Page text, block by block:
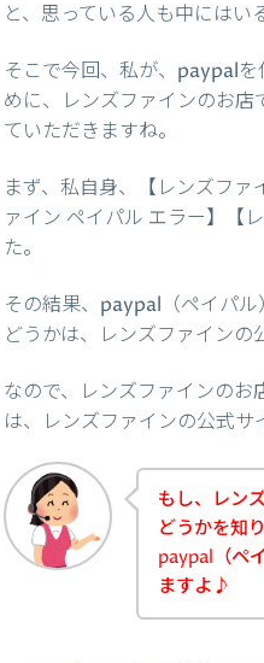
と、思っている人も中にはい
そこで今回、私が、paypal
めに、レンズファインのお
ていただきますね。
まず、私自身、【レンズフ
ァイン ペイパル エラー】【
た。
その結果、paypal（ペイパ
どうかは、レンズファインの
なので、レンズファインの
は、レンズファインの公式サ
もし、レン
どうかを知
paypal（ペ
ますよ♪